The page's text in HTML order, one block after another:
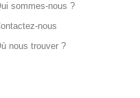
sommes-nous ?
nous
nous trouver ?